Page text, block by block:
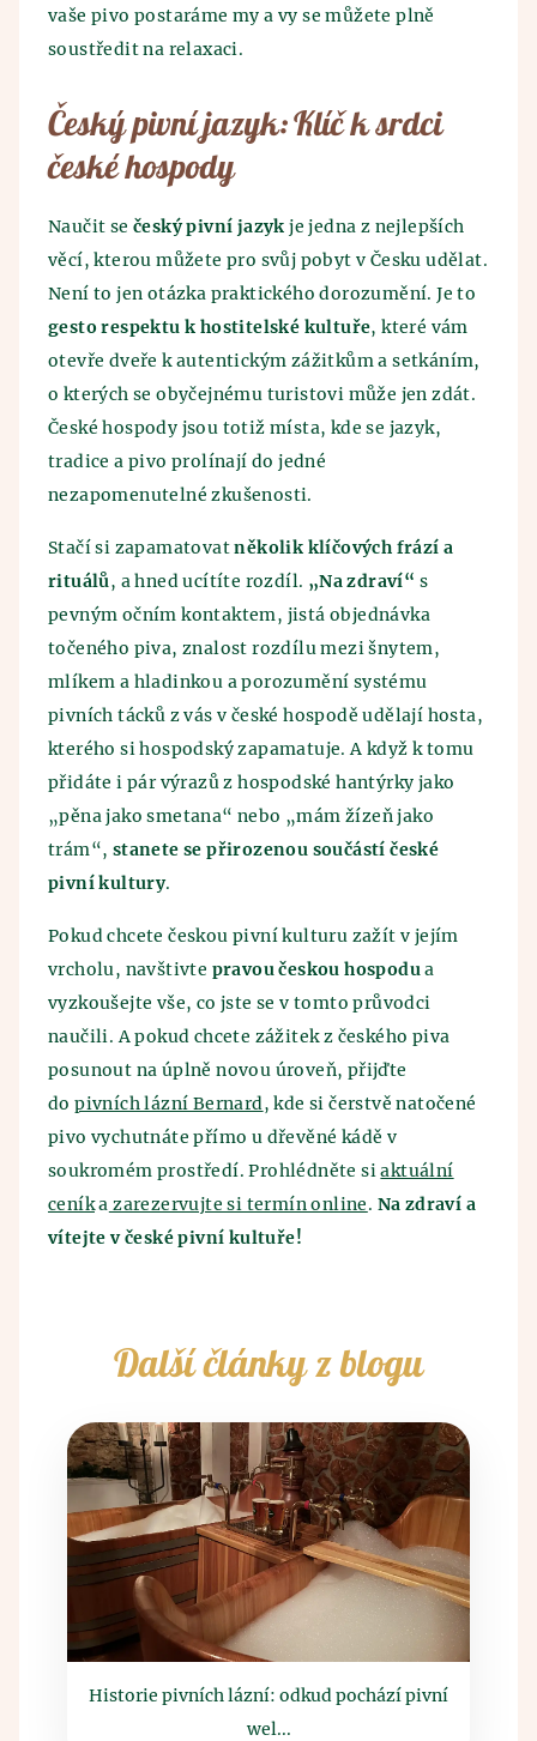
vaše pivo postaráme my a vy se můžete plně
soustředit na relaxaci.
Český pivní jazyk: Klíč k srdci
české hospody
Naučit se český pivní jazyk je jedna z nejlepších
věcí, kterou můžete pro svůj pobyt v Česku udělat.
Není to jen otázka praktického dorozumění. Je to
gesto respektu k hostitelské kultuře, které vám
otevře dveře k autentickým zážitkům a setkáním,
o kterých se obyčejnému turistovi může jen zdát.
České hospody jsou totiž místa, kde se jazyk,
tradice a pivo prolínají do jedné
nezapomenutelné zkušenosti.
Stačí si zapamatovatněkolik klíčových frází a
rituálů, a hned ucítíte rozdíl. „Na zdraví“ s
pevným očním kontaktem, jistá objednávka
točeného piva, znalost rozdílu mezi šnytem,
mlíkem a hladinkou a porozumění systému
pivních tácků z vás v české hospodě udělají hosta,
kterého si hospodský zapamatuje. A když k tomu
přidáte i pár výrazů z hospodské hantýrky jako
„pěna jako smetana“ nebo „mám žízeň jako
trám“, stanete se přirozenou součástí české
pivní kultury.
Pokud chcete českou pivní kulturu zažít v jejím
vrcholu, navštivte pravou českou hospodua
vyzkoušejte vše, co jste se v tomto průvodci
naučili. A pokud chcete zážitek z českého piva
posunout na úplně novou úroveň, přijďte
dopivních lázní Bernard, kde si čerstvě natočené
pivo vychutnáte přímo u dřevěné kádě v
soukromém prostředí. Prohlédněte siaktuální
ceníka zarezervujte si termín online. Na zdraví a
vítejte v české pivní kultuře!
Další články z blogu
Historie pivních lázní: odkud pochází pivní
wel...